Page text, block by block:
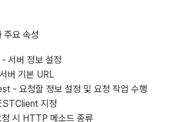
주요 속성
서버 정보 설정
버 기본 URL
- 요청할 정보 설정 및 요청 작업 수행
지정
시 HTTP 메소드 종류